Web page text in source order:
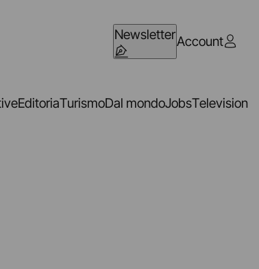
NewsletterAccount
EditoriaTurismoDal mondoJobsTelevision